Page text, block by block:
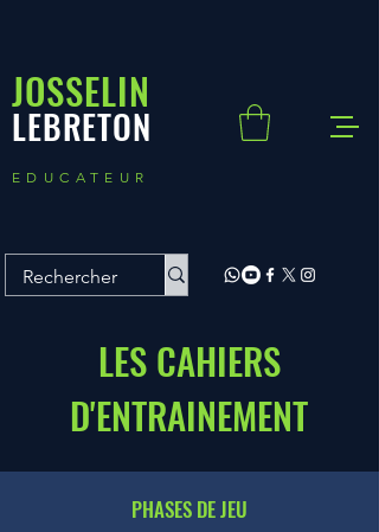
JOSSELIN
LEBRETON
EDUCATEUR
LES CAHIERS
D'ENTRAINEMENT
PHASES DE JEU